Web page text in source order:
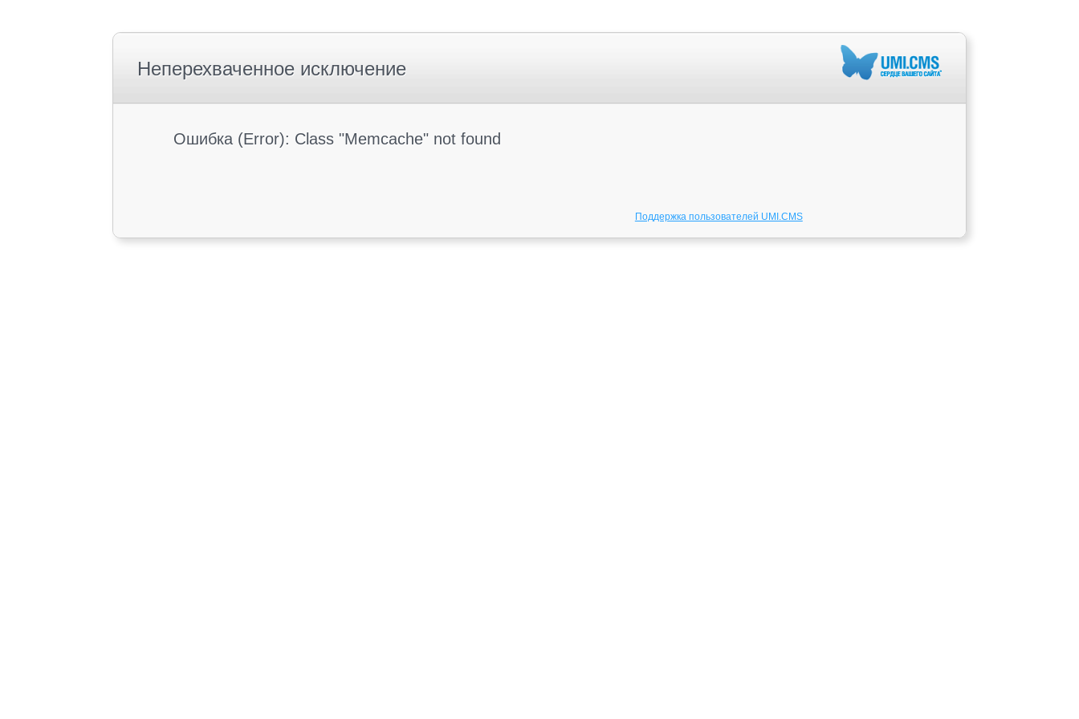
Неперехваченное исключение
Ошибка (Error): Class "Memcache" not found
Поддержка пользователей UMI.CMS